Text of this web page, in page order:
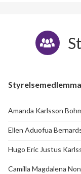
Amanda Karlsson
Ellen Aduofua
Hugo Eric Justus
Camilla Magdalena